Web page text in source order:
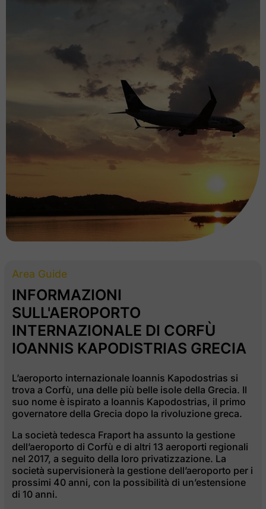
Area Guide
INFORMAZIONI
SULL'AEROPORTO
INTERNAZIONALE DI CORFÙ
IOANNIS KAPODISTRIAS GRECIA
L’aeroporto internazionale Ioannis Kapodostrias si
trova a Corfù, una delle più belle isole della Grecia. Il
suo nome è ispirato a Ioannis Kapodostrias, il primo
governatore della Grecia dopo la rivoluzione greca.
La società tedesca Fraport ha assunto la gestione
dell’aeroporto di Corfù e di altri 13 aeroporti regionali
nel 2017, a seguito della loro privatizzazione. La
società supervisionerà la gestione dell’aeroporto per i
prossimi 40 anni, con la possibilità di un’estensione
di 10 anni.